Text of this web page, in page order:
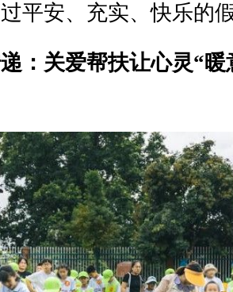
平安、充实、快乐的
：关爱帮扶让心灵“暖